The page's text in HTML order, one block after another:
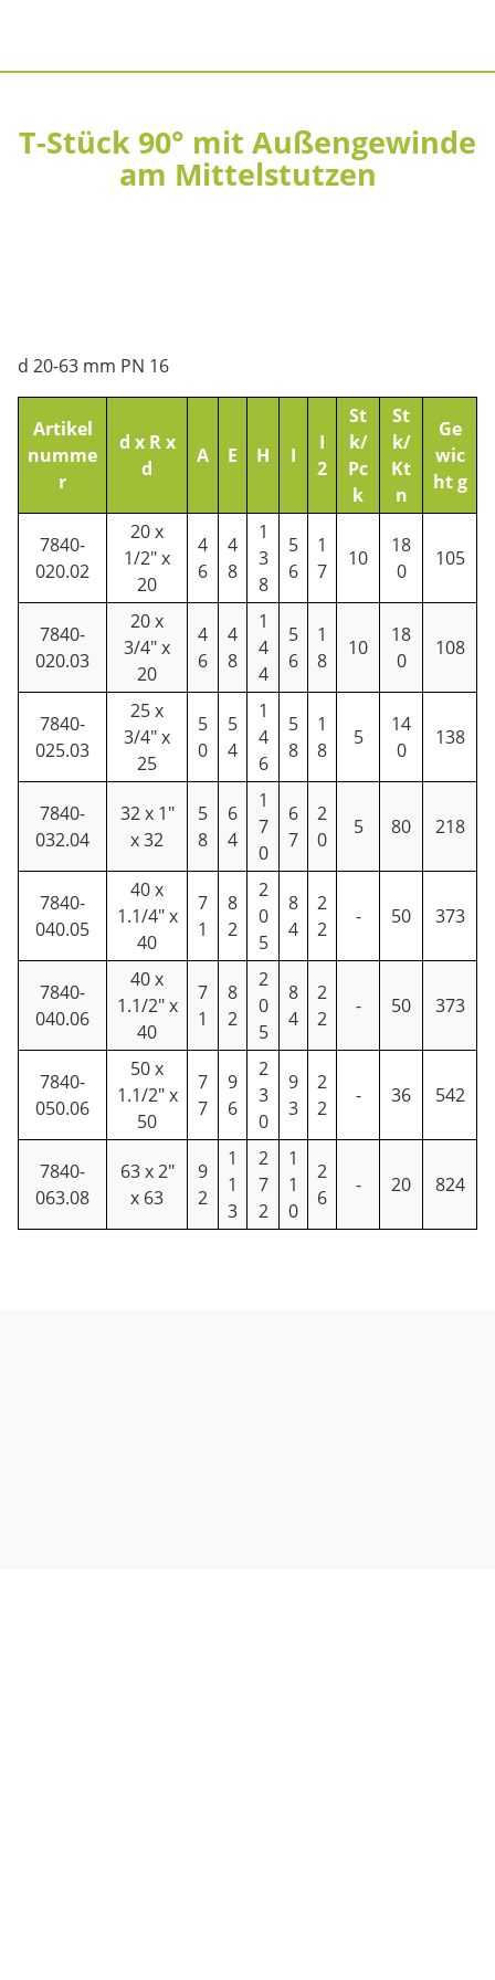
T-Stück 90° mit Außengewinde
am Mittelstutzen
d 20-63 mm PN 16
Artikel
numme
r
d x R x
d
A E H I
I
2
St
k/
Pc
k
St
k/
Kt
n
Ge
wic
ht g
7840-
020.02
20 x
1/2" x
20
4
6
4
8
1
3
8
5
6
1
7
10
18
0
105
7840-
020.03
20 x
3/4" x
20
4
6
4
8
1
4
4
5
6
1
8
10
18
0
108
7840-
025.03
25 x
3/4" x
25
5
0
5
4
1
4
6
5
8
1
8
5
14
0
138
7840-
032.04
32 x 1"
x 32
5
8
6
4
1
7
0
6
7
2
0
5 80 218
7840-
040.05
40 x
1.1/4" x
40
7
1
8
2
2
0
5
8
4
2
2
- 50 373
7840-
040.06
40 x
1.1/2" x
40
7
1
8
2
2
0
5
8
4
2
2
- 50 373
7840-
050.06
50 x
1.1/2" x
50
7
7
9
6
2
3
0
9
3
2
2
- 36 542
7840-
063.08
63 x 2"
x 63
9
2
1
1
3
2
7
2
1
1
0
2
6
- 20 824